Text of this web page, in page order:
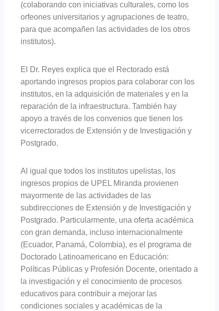
(colaborando con iniciativas culturales, como los
orfeones universitarios y agrupaciones de teatro,
para que acompañen las actividades de los otros
institutos).
El Dr. Reyes explica que el Rectorado está
aportando ingresos propios para colaborar con los
institutos, en la adquisición de materiales y en la
reparación de la infraestructura. También hay
apoyo a través de los convenios que tienen los
vicerrectorados de Extensión y de Investigación y
Postgrado.
Al igual que todos los institutos upelistas, los
ingresos propios de UPEL Miranda provienen
mayormente de las actividades de las
subdirecciones de Extensión y de Investigación y
Postgrado. Particularmente, una oferta académica
con gran demanda, incluso internacionalmente
(Ecuador, Panamá, Colombia), es el programa de
Doctorado Latinoamericano en Educación:
Políticas Públicas y Profesión Docente, orientado a
la investigación y el conocimiento de procesos
educativos para contribuir a mejorar las
condiciones sociales y académicas de la